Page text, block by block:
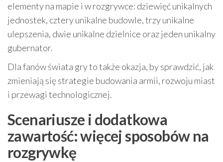
elementy na mapie i w rozgrywce: dziewięć unikalnych
jednostek, cztery unikalne budowle, trzy unikalne
ulepszenia, dwie unikalne dzielnice oraz jeden unikalny
gubernator.
Dla fanów świata gry to także okazja, by sprawdzić, jak
zmieniają się strategie budowania armii, rozwoju miast
i przewagi technologicznej.
Scenariusze i dodatkowa
zawartość: więcej sposobów na
rozgrywkę